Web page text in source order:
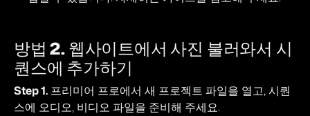
방법 2. 웹사이트에서 사진 불러와서 시
퀀스에 추가하기
Step 1. 프리미어 프로에서 새 프로젝트 파일을 열고, 시퀀
스에 오디오, 비디오 파일을 준비해 주세요.